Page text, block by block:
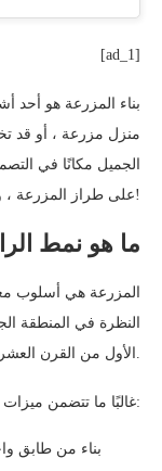
[ad_1]
بناء المزرعة هو أحد
منزل مزرعة ، أو قد
الجميل مكانًا في
على طراز المزرعة ، وابدأ في التخطيط لمشروع البلاط التالي!
ما هو نمط
المزرعة هي أسلوب
النظرة في المنطقة
الأول من القرن العشرين ثم انتشرت في جميع أنحاء البلاد.
غالبًا ما تتضمن ميزات المنازل ذات الطراز المبكر للمزارع ما يلي:
بناء من طابق